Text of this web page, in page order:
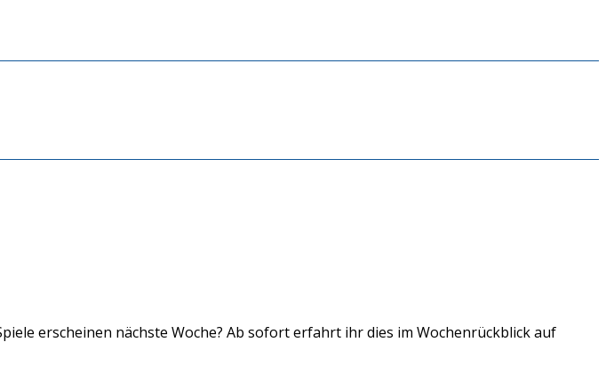
erscheinen nächste Woche? Ab sofort erfahrt ihr dies im Wochenrückblick auf